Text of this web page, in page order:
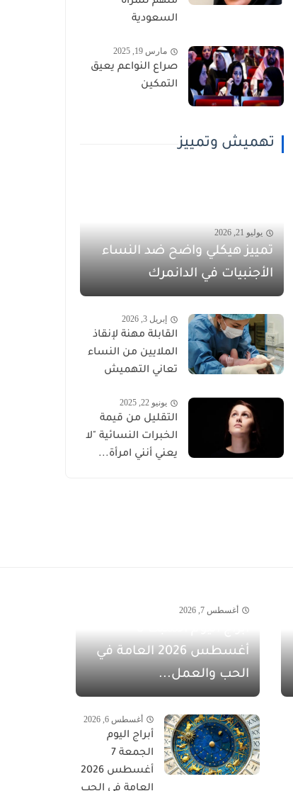
السعودية
مارس 19, 2025
صراع النواعم يعيق
التمكين
تهميش وتمييز
يوليو 21, 2026
تمييز هيكلي واضح ضد النساء
الأجنبيات في الدانمرك
إبريل 3, 2026
القابلة مهنة لإنقاذ
الملايين من النساء
تعاني التهميش
يونيو 22, 2025
التقليل من قيمة
الخبرات النسائية "لا
يعني أنني امرأة...
أغسطس 7, 2026
أغسطس 2026 العامة في
الحب والعمل...
أغسطس 6, 2026
أبراج اليوم
الجمعة 7
أغسطس 2026
العامة في الحب